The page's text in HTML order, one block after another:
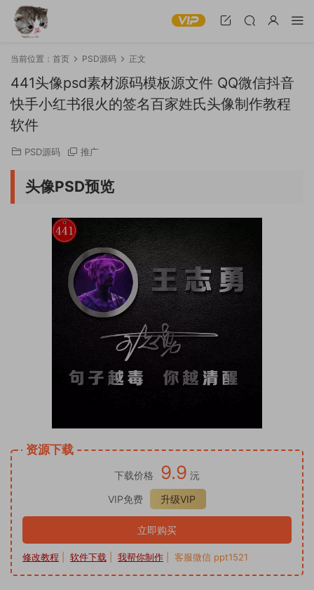
当前位置： 首页 PSD源码 正文
441头像psd素材源码模板源文件 QQ微信抖音
快手小红书很火的签名百家姓氏头像制作教程
软件
PSD源码 推广
头像PSD预览
资源下载
下载价格 9.9 沅
VIP免费
升级VIP
立即购买
修改教程 软件下载 我帮你制作 | 客服微信 ppt1521